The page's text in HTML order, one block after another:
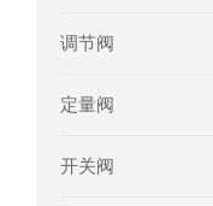
调节阀
定量阀
开关阀